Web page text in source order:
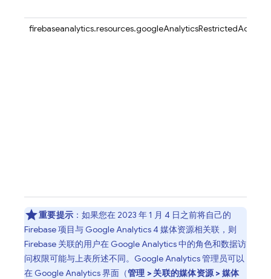
firebaseanalytics.resources.googleAnalyticsRestrictedAccess
重要提示 ：如果您在 2023 年 1 月 4 日之前将自己的
Firebase 项目与 Google Analytics 4 媒体资源相关联，则
Firebase 关联的用户在 Google Analytics 中的角色和数据访
问权限可能与上表所述不同。Google Analytics 管理员可以
在 Google Analytics 界面（管理 > 关联的媒体资源 > 媒体